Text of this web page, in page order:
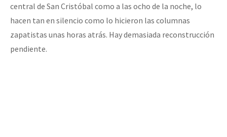
central de San Cristóbal como a las ocho de la noche, lo
hacen tan en silencio como lo hicieron las columnas
zapatistas unas horas atrás. Hay demasiada reconstrucción
pendiente.